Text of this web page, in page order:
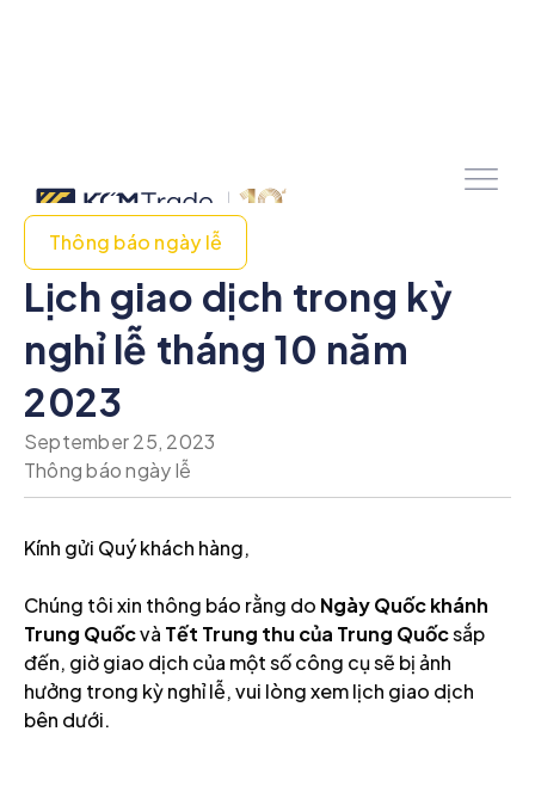
Thông báo ngày lễ
Lịch giao dịch trong kỳ
nghỉ lễ tháng 10 năm
2023
September 25, 2023
Thông báo ngày lễ
Kính gửi Quý khách hàng,
Chúng tôi xin thông báo rằng do Ngày Quốc khánh
Trung Quốcvà Tết Trung thu của Trung Quốcsắp
đến, giờ giao dịch của một số công cụ sẽ bị ảnh
hưởng trong kỳ nghỉ lễ, vui lòng xem lịch giao dịch
bên dưới.